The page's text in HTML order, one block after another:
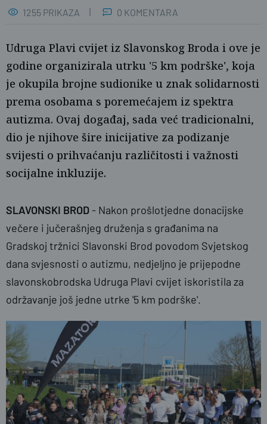
K. J. / PlusPortal
1255 PRIKAZA 0 KOMENTARA
Udruga Plavi cvijet iz Slavonskog Broda i ove je
godine organizirala utrku '5 km podrške', koja
je okupila brojne sudionike u znak solidarnosti
prema osobama s poremećajem iz spektra
autizma. Ovaj događaj, sada već tradicionalni,
dio je njihove šire inicijative za podizanje
svijesti o prihvaćanju različitosti i važnosti
socijalne inkluzije.
SLAVONSKI BROD- Nakon prošlotjedne donacijske
večere i jučerašnjeg druženja s građanima na
Gradskoj tržnici Slavonski Brod povodom Svjetskog
dana svjesnosti o autizmu, nedjeljno je prijepodne
slavonskobrodska Udruga Plavi cvijet iskoristila za
održavanje još jedne utrke '5 km podrške'.